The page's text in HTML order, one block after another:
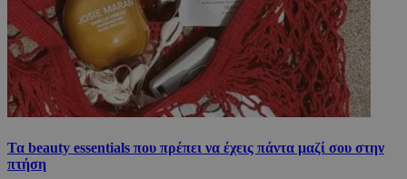
Τα beauty essentials που πρέπει να έχεις πάντα μαζί σου στην
πτήση